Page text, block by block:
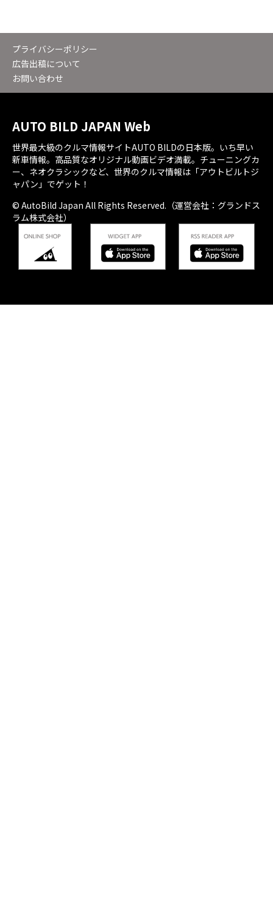
プライバシーポリシー
広告出稿について
お問い合わせ
AUTO BILD JAPAN Web
世界最大級のクルマ情報サイトAUTO BILDの日本版。いち早い
新車情報。高品質なオリジナル動画ビデオ満載。チューニングカ
ー、ネオクラシックなど、世界のクルマ情報は「アウトビルトジ
ャパン」でゲット！
© AutoBild Japan All Rights Reserved.（運営会社：グランドス
ラム株式会社）